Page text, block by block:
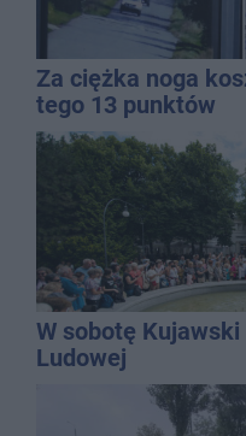
Za ciężka noga
tego 13 punktów
W sobotę
Ludowej